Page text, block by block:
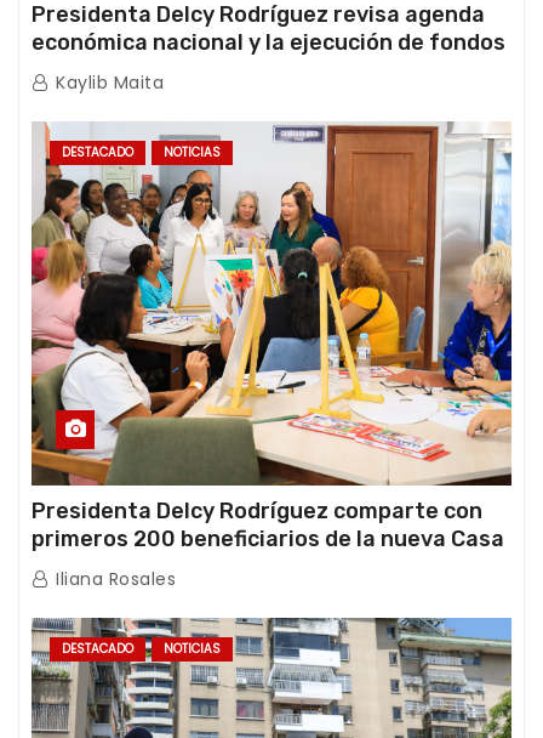
Presidenta Delcy Rodríguez revisa agenda
económica nacional y la ejecución de fondos
de emergencia post-sismos
Kaylib Maita
DESTACADO NOTICIAS
Presidenta Delcy Rodríguez comparte con
primeros 200 beneficiarios de la nueva Casa
de los Abuelos “La Primavera” en Caracas
Iliana Rosales
DESTACADO NOTICIAS